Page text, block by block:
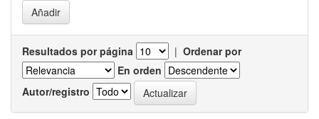
Resultados por página | Ordenar por
En orden
Autor/registro